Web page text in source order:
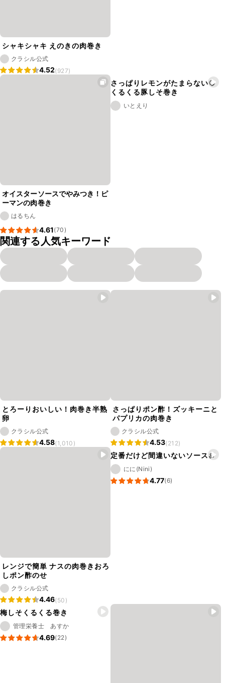
シャキシャキ えのきの肉巻き
クラシル公式
4.52(927)
オイスターソースでやみつき！ピ
ーマンの肉巻き
はるちん
4.61(70)
さっぱりレモンがたまらない🍋
くるくる豚しそ巻き
いとえり
関連する人気キーワード
とろーりおいしい！肉巻き半熟
卵
クラシル公式
4.58(1,010)
さっぱりポン酢！ズッキーニと
パプリカの肉巻き
クラシル公式
4.53(212)
レンジで簡単 ナスの肉巻きおろ
しポン酢のせ
クラシル公式
4.46(50)
定番だけど間違いないソース🍖
にに(Nini)
4.77(6)
梅しそくるくる巻き
管理栄養士 あすか
4.69(22)